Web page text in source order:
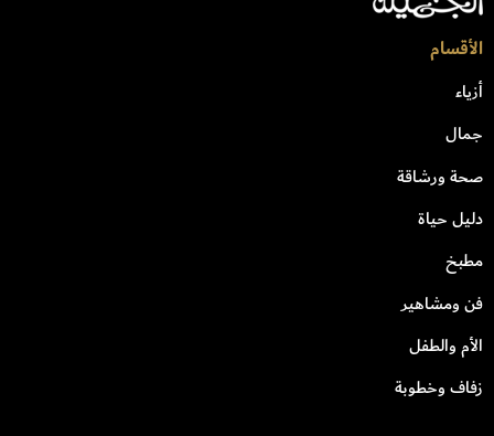
الأقسام
أزياء
جمال
صحة ورشاقة
دليل حياة
مطبخ
فن ومشاهير
الأم والطفل
زفاف وخطوبة